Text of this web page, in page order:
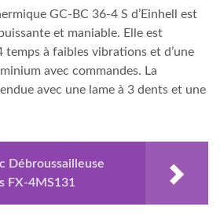
GC-BC 36-4 S d’Einhell est
et maniable. Elle est
temps à faibles vibrations et d’une
avec commandes. La
avec une lame à 3 dents et une
Débroussailleuse
FX-4MS131